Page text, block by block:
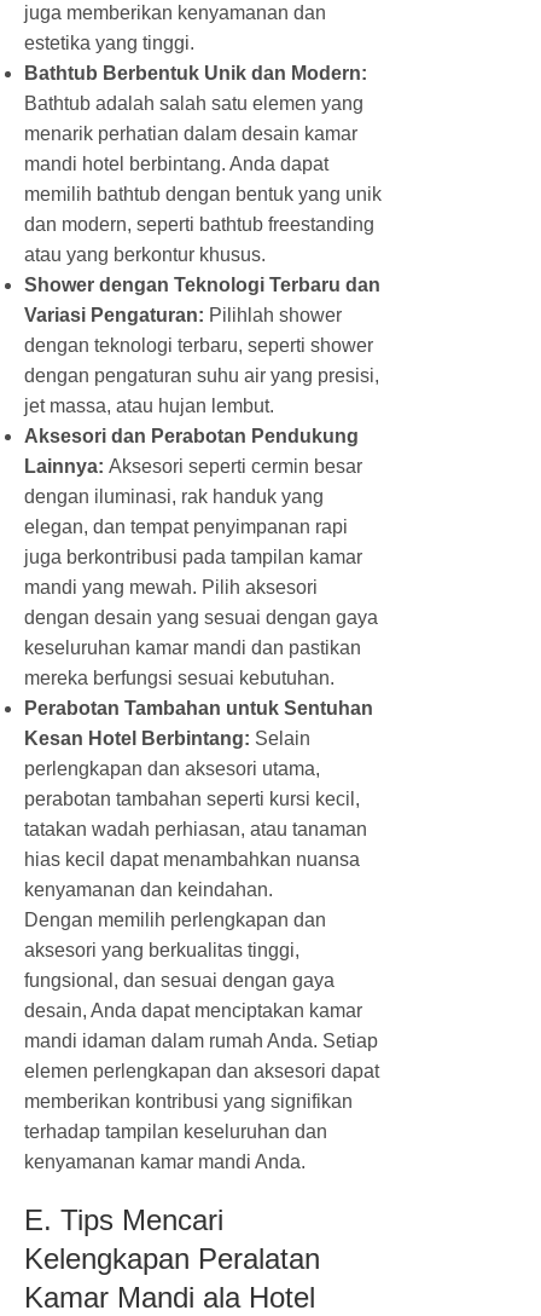
juga memberikan kenyamanan dan
estetika yang tinggi.
Bathtub Berbentuk Unik dan Modern:
Bathtub adalah salah satu elemen yang
menarik perhatian dalam desain kamar
mandi hotel berbintang. Anda dapat
memilih bathtub dengan bentuk yang unik
dan modern, seperti bathtub freestanding
atau yang berkontur khusus.
Shower dengan Teknologi Terbaru dan
Variasi Pengaturan: Pilihlah shower
dengan teknologi terbaru, seperti shower
dengan pengaturan suhu air yang presisi,
jet massa, atau hujan lembut.
Aksesori dan Perabotan Pendukung
Lainnya: Aksesori seperti cermin besar
dengan iluminasi, rak handuk yang
elegan, dan tempat penyimpanan rapi
juga berkontribusi pada tampilan kamar
mandi yang mewah. Pilih aksesori
dengan desain yang sesuai dengan gaya
keseluruhan kamar mandi dan pastikan
mereka berfungsi sesuai kebutuhan.
Perabotan Tambahan untuk Sentuhan
Kesan Hotel Berbintang: Selain
perlengkapan dan aksesori utama,
perabotan tambahan seperti kursi kecil,
tatakan wadah perhiasan, atau tanaman
hias kecil dapat menambahkan nuansa
kenyamanan dan keindahan.
Dengan memilih perlengkapan dan
aksesori yang berkualitas tinggi,
fungsional, dan sesuai dengan gaya
desain, Anda dapat menciptakan kamar
mandi idaman dalam rumah Anda. Setiap
elemen perlengkapan dan aksesori dapat
memberikan kontribusi yang signifikan
terhadap tampilan keseluruhan dan
kenyamanan kamar mandi Anda.
E. Tips Mencari
Kelengkapan Peralatan
Kamar Mandi ala Hotel